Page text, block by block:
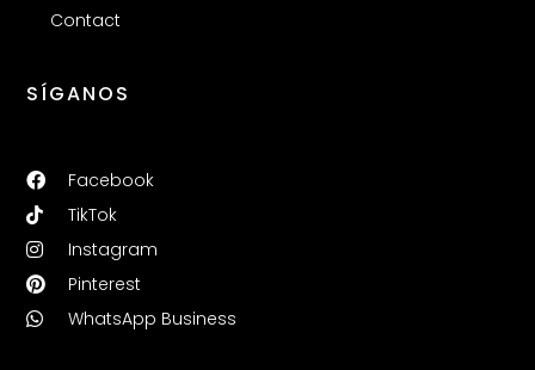
Contact
SÍGANOS
Facebook
TikTok
Instagram
Pinterest
WhatsApp Business